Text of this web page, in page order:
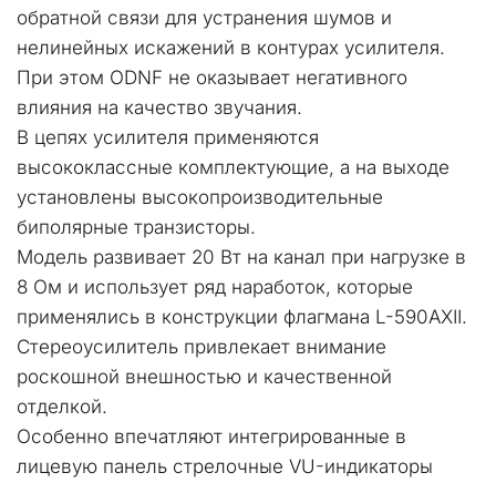
обратной связи для устранения шумов и
нелинейных искажений в контурах усилителя.
При этом ODNF не оказывает негативного
влияния на качество звучания.
В цепях усилителя применяются
высококлассные комплектующие, а на выходе
установлены высокопроизводительные
биполярные транзисторы.
Модель развивает 20 Вт на канал при нагрузке в
8 Ом и использует ряд наработок, которые
применялись в конструкции флагмана L-590AXII.
Стереоусилитель привлекает внимание
роскошной внешностью и качественной
отделкой.
Особенно впечатляют интегрированные в
лицевую панель стрелочные VU-индикаторы